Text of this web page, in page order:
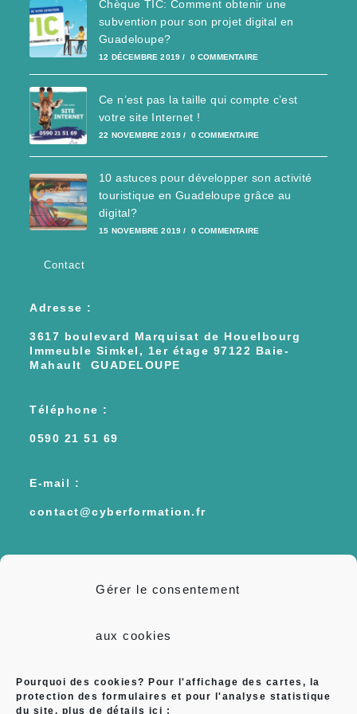
Gérer le consentement
aux cookies
Pourquoi des cookies? Pour l'affichage des cartes, la
protection des formulaires et pour l'analyse statistique
du site, plus de détails ici :
Chèque TIC: Comment obtenir une
subvention pour son projet digital en
Guadeloupe?
12 DÉCEMBRE 2019 / 0 COMMENTAIRE
Ce n’est pas la taille qui compte c’est
votre site Internet !
22 NOVEMBRE 2019 / 0 COMMENTAIRE
10 astuces pour développer son activité
touristique en Guadeloupe grâce au
digital?
15 NOVEMBRE 2019 / 0 COMMENTAIRE
Contact
Adresse :
3617 boulevard Marquisat de Houelbourg
Immeuble Simkel, 1er étage 97122 Baie-
Mahault GUADELOUPE
Téléphone :
0590 21 51 69
E-mail :
contact@cyberformation.fr
Qui sommes nous?